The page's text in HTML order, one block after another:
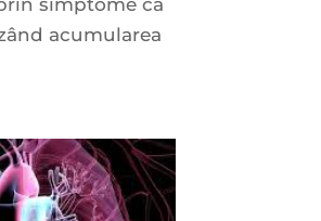
simptome ca
acumularea